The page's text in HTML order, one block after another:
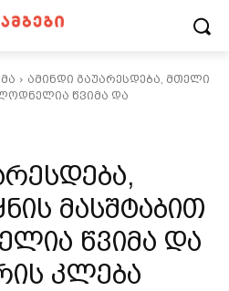
ამინდი გაუარესდება, მთელი
წვიმა და
მასშტაბით
წვიმა და
კლება